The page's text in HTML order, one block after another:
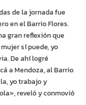
de la jornada fue
en el Barrio Flores.
gran reflexión que
sí puede, yo
De ahí logré
a Mendoza, al Barrio
yo trabajo y
reveló y conmovió